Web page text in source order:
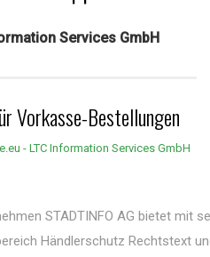
Services GmbH
Vorkasse-Bestellungen
- LTC Information Services GmbH
STADTINFO AG bietet mit
Händlerschutz Rechtstext